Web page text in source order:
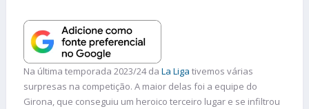
Na última temporada 2023/24 da La Liga tivemos várias
surpresas na competição. A maior delas foi a equipe do
Girona, que conseguiu um heroico terceiro lugar e se infiltrou